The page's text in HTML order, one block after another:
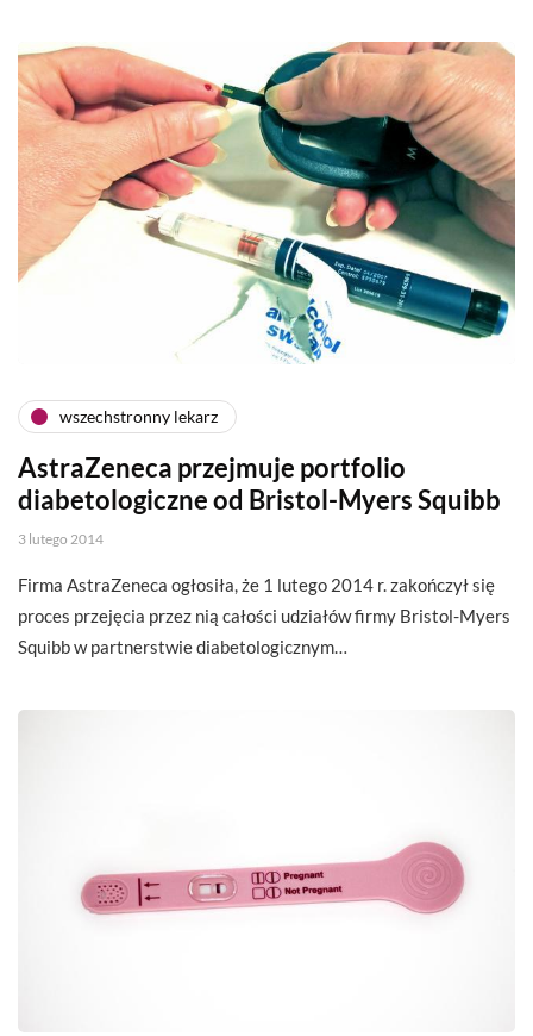
wszechstronny lekarz
AstraZeneca przejmuje portfolio
diabetologiczne od Bristol-Myers Squibb
3 lutego 2014
Firma AstraZeneca ogłosiła, że 1 lutego 2014 r. zakończył się
proces przejęcia przez nią całości udziałów firmy Bristol-Myers
Squibb w partnerstwie diabetologicznym…